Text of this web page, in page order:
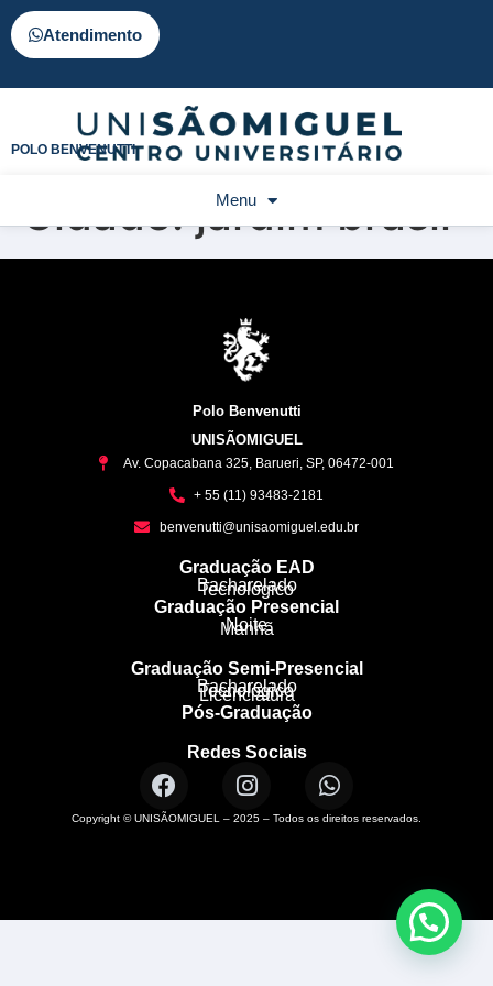
Atendimento
POLO BENVENUTTI
Menu
Cidade:jardim brasil
Polo Benvenutti
UNISÃOMIGUEL
Av. Copacabana 325, Barueri, SP, 06472-001
+ 55 (11) 93483-2181
benvenutti@unisaomiguel.edu.br
Graduação EAD
Bacharelado
Tecnológico
Graduação Presencial
Noite
Manhã
Graduação Semi-Presencial
Bacharelado
Tecnológico
Licenciatura
Pós-Graduação
Redes Sociais
Copyright © UNISÃOMIGUEL – 2025 – Todos os direitos reservados.